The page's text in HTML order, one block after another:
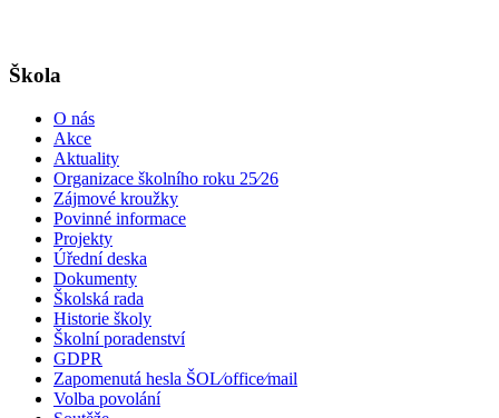
Škola
O nás
Akce
Aktuality
Organizace školního roku 25⁄26
Zájmové kroužky
Povinné informace
Projekty
Úřední deska
Dokumenty
Školská rada
Historie školy
Školní poradenství
GDPR
Zapomenutá hesla ŠOL⁄office⁄mail
Volba povolání